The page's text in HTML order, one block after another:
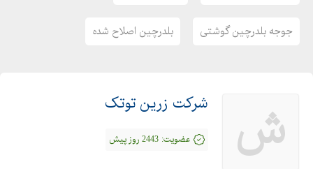
جوجه بلدرچین گوشتی بلدرچین اصلاح شده
ش شرکت زرین توتک
عضویت: 2443 روز پیش